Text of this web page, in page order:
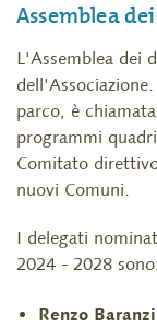
Assemblea
L'Assemblea dei
parco, è
programmi
Comitato
nuovi Comuni.
I delegati
2024 - 2028
Renzo